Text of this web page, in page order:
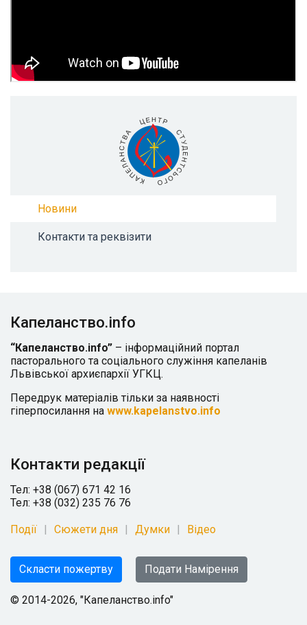
Новини
Контакти та реквізити
Капеланство.info
“Капеланство.info” – інформаційний портал
пасторального та соціального служіння капеланів
Львівської архиєпархії УГКЦ.
Передрук матеріалів тільки за наявності
гіперпосилання на www.kapelanstvo.info
Контакти редакції
Тел: +38 (067) 671 42 16
Тел: +38 (032) 235 76 76
Події Сюжети дня Думки Відео
Скласти пожертву Подати Намірення
© 2014-2026, "Капеланство.info"